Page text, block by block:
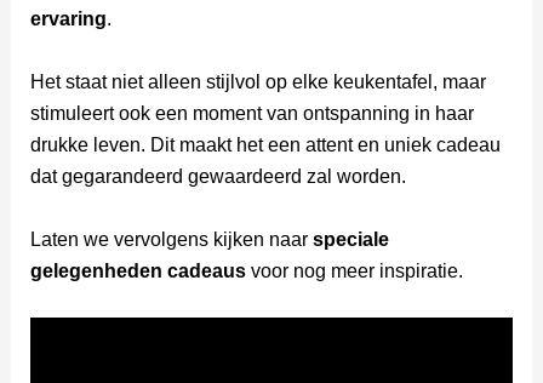
ervaring.
Het staat niet alleen stijlvol op elke keukentafel, maar
stimuleert ook een moment van ontspanning in haar
drukke leven. Dit maakt het een attent en uniek cadeau
dat gegarandeerd gewaardeerd zal worden.
Laten we vervolgens kijken naar speciale
gelegenheden cadeausvoor nog meer inspiratie.